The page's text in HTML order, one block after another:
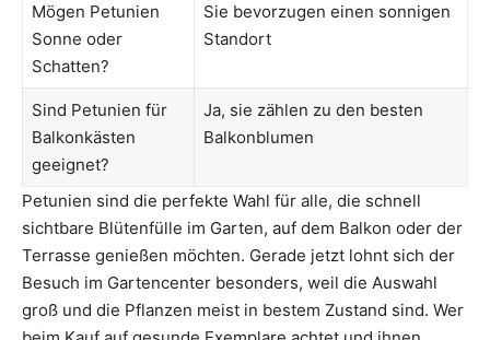
Mögen Petunien
Sonne oder
Schatten?
Sie bevorzugen einen sonnigen
Standort
Sind Petunien für
Balkonkästen
geeignet?
Ja, sie zählen zu den besten
Balkonblumen
Petunien sind die perfekte Wahl für alle, die schnell
sichtbare Blütenfülle im Garten, auf dem Balkon oder der
Terrasse genießen möchten. Gerade jetzt lohnt sich der
Besuch im Gartencenter besonders, weil die Auswahl
groß und die Pflanzen meist in bestem Zustand sind. Wer